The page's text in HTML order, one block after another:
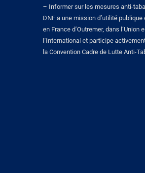
– Informer sur les mesures anti-
DNF a une mission d’utilité
en France d’Outremer, dans l’Union
l’International et participe
la Convention Cadre de Lutte Anti-